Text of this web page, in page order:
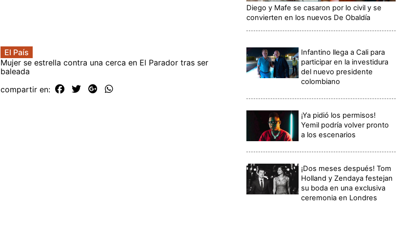
El País
Mujer se estrella contra una cerca en El Parador tras ser
baleada
compartir en:
Diego y Mafe se casaron por lo civil y se
convierten en los nuevos De Obaldía
Infantino llega a Cali para
participar en la investidura
del nuevo presidente
colombiano
¡Ya pidió los permisos!
Yemil podría volver pronto
a los escenarios
¡Dos meses después! Tom
Holland y Zendaya festejan
su boda en una exclusiva
ceremonia en Londres